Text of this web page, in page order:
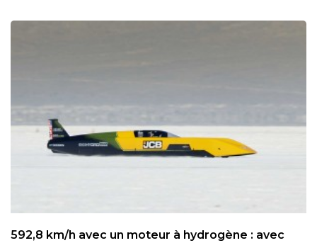
592,8 km/h avec un moteur à hydrogène : avec